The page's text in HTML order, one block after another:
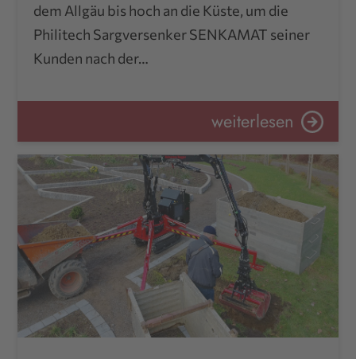
dem Allgäu bis hoch an die Küste, um die
Philitech Sargversenker SENKAMAT seiner
Kunden nach der…
weiterlesen